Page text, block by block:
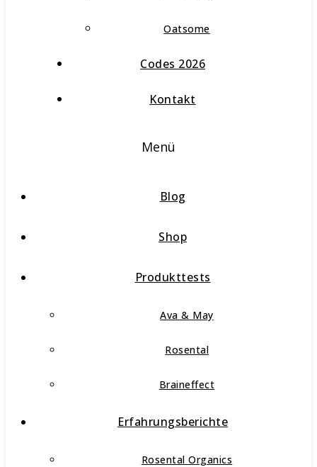
Oatsome
Codes 2026
Kontakt
Menü
Blog
Shop
Produkttests
Ava & May
Rosental
Braineffect
Erfahrungsberichte
Rosental Organics